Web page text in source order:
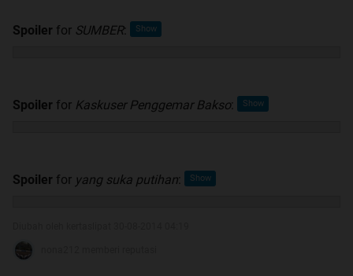
Spoiler for SUMBER:
Spoiler for Kaskuser Penggemar Bakso:
Spoiler for yang suka putihan: